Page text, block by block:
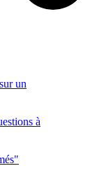
un
à